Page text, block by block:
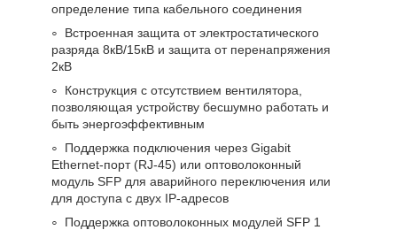
определение типа кабельного соединения
Встроенная защита от электростатического
разряда 8кВ/15кВ и защита от перенапряжения
2кВ
Конструкция с отсутствием вентилятора,
позволяющая устройству бесшумно работать и
быть энергоэффективным
Поддержка подключения через Gigabit
Ethernet-порт (RJ-45) или оптоволоконный
модуль SFP для аварийного переключения или
для доступа с двух IP-адресов
Поддержка оптоволоконных модулей SFP 1